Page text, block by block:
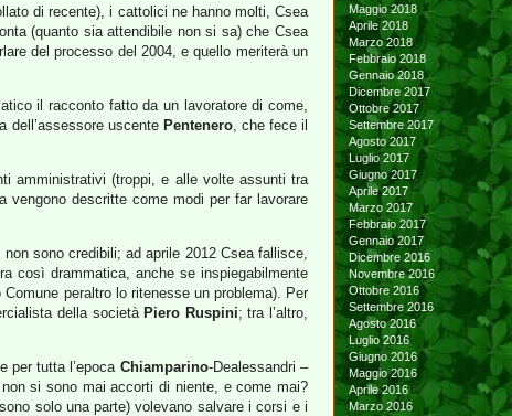
di recente), i cattolici ne hanno molti, Csea
(quanto sia attendibile non si sa) che Csea
del processo del 2004, e quello meriterà un
il racconto fatto da un lavoratore di come,
dell’assessore uscente Pentenero, che fece il
amministrativi (troppi, e alle volte assunti tra
vengono descritte come modi per far lavorare
sono credibili; ad aprile 2012 Csea fallisce,
così drammatica, anche se inspiegabilmente
peraltro lo ritenesse un problema). Per
della società Piero Ruspini; tra l’altro,
per tutta l’epoca Chiamparino-Dealessandri –
si sono mai accorti di niente, e come mai?
solo una parte) volevano salvare i corsi e i
Maggio 2018
Aprile 2018
Marzo 2018
Febbraio 2018
Gennaio 2018
Dicembre 2017
Ottobre 2017
Settembre 2017
Agosto 2017
Luglio 2017
Giugno 2017
Aprile 2017
Marzo 2017
Febbraio 2017
Gennaio 2017
Dicembre 2016
Novembre 2016
Ottobre 2016
Settembre 2016
Agosto 2016
Luglio 2016
Giugno 2016
Maggio 2016
Aprile 2016
Marzo 2016